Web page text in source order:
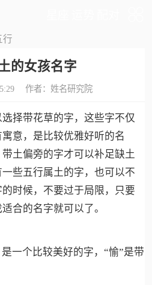
行
的女孩名字
作者： 姓名研究院
择带花草的字，这些字不仅
意，是比较优雅好听的名
土偏旁的字才可以补足缺土
些五行属土的字，也可以不
时候，不要过于局限，只要
合的名字就可以了。
一个比较美好的字，“愉”是带